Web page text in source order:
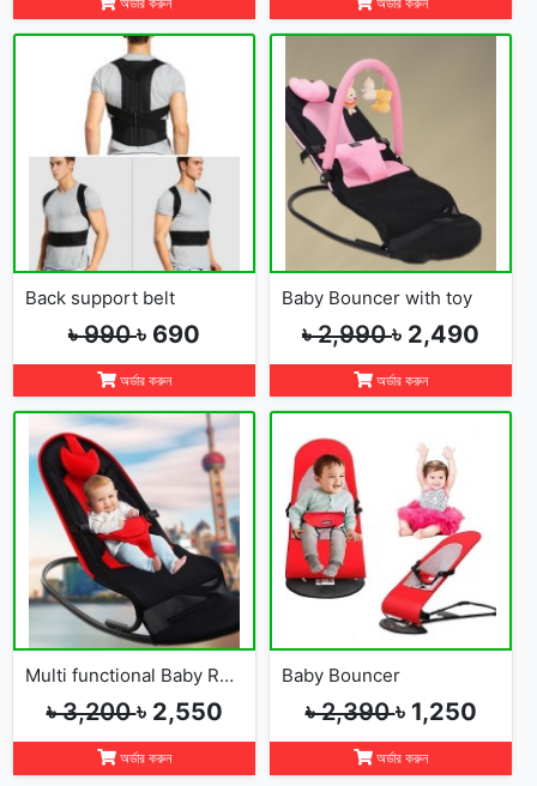
Back support belt
৳ 990৳ 690
অর্ডার করুন
Baby Bouncer with toy
৳ 2,990৳ 2,490
অর্ডার করুন
Multi functional Baby Rocking Chair with Adjustable Angle and Safety Belt
৳ 3,200৳ 2,550
অর্ডার করুন
Baby Bouncer
৳ 2,390৳ 1,250
অর্ডার করুন